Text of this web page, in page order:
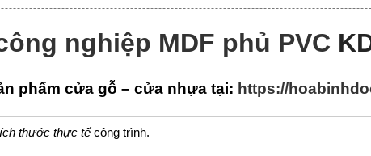
nghiệp MDF phủ PVC
phẩm cửa gỗ – cửa nhựa tại: https://
thước thực tếcông trình.